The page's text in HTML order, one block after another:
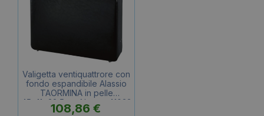
Valigetta ventiquattrore con
fondo espandibile Alassio
TAORMINA in pelle
45x11x32,5 cm Nero – 41033
108,86 €